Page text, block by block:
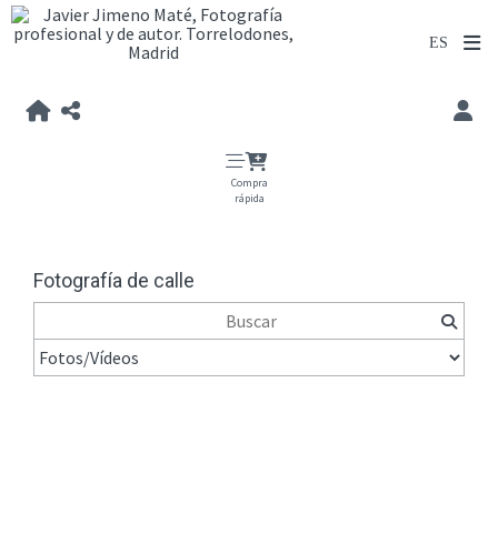
Compra
rápida
Fotografía de calle